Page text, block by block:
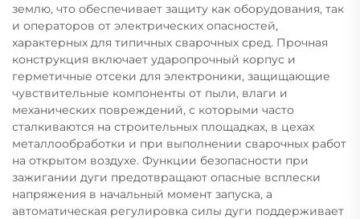
землю, что обеспечивает защиту как оборудования, так
и операторов от электрических опасностей,
характерных для типичных сварочных сред. Прочная
конструкция включает ударопрочный корпус и
герметичные отсеки для электроники, защищающие
чувствительные компоненты от пыли, влаги и
механических повреждений, с которыми часто
сталкиваются на строительных площадках, в цехах
металлообработки и при выполнении сварочных работ
на открытом воздухе. Функции безопасности при
зажигании дуги предотвращают опасные всплески
напряжения в начальный момент запуска, а
автоматическая регулировка силы дуги поддерживает